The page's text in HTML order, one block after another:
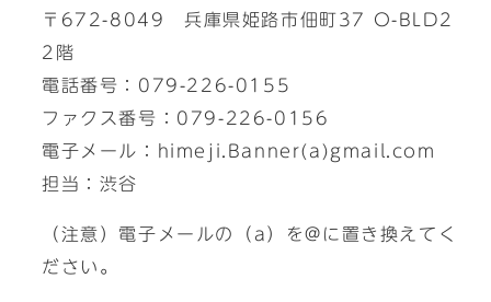
〒672-8049 兵庫県姫路市佃町37 O-BLD2
2階
電話番号：079-226-0155
ファクス番号：079-226-0156
電子メール：himeji.Banner(a)gmail.com
担当：渋谷
（注意）電子メールの（a）を@に置き換えてく
ださい。